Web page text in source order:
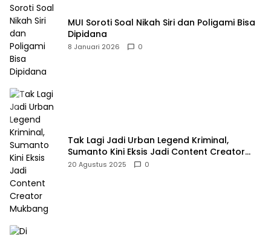
MUI Soroti Soal Nikah Siri dan Poligami Bisa
Dipidana
8 Januari 2026 0
Tak Lagi Jadi Urban Legend Kriminal,
Sumanto Kini Eksis Jadi Content Creator
Mukbang
20 Agustus 2025 0